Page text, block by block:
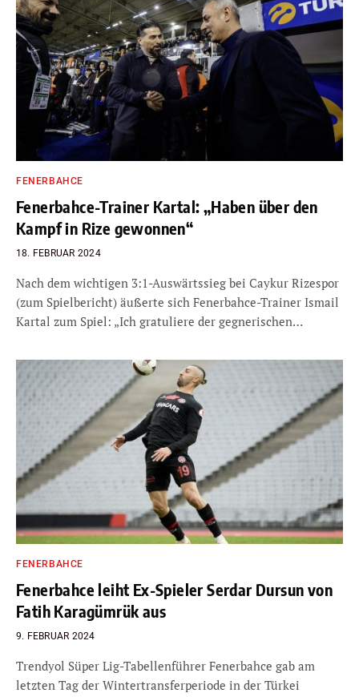
FENERBAHCE
Fenerbahce-Trainer Kartal: „Haben über den
Kampf in Rize gewonnen“
18. FEBRUAR 2024
Nach dem wichtigen 3:1-Auswärtssieg bei Caykur Rizespor
(zum Spielbericht) äußerte sich Fenerbahce-Trainer Ismail
Kartal zum Spiel: „Ich gratuliere der gegnerischen…
FENERBAHCE
Fenerbahce leiht Ex-Spieler Serdar Dursun von
Fatih Karagümrük aus
9. FEBRUAR 2024
Trendyol Süper Lig-Tabellenführer Fenerbahce gab am
letzten Tag der Wintertransferperiode in der Türkei